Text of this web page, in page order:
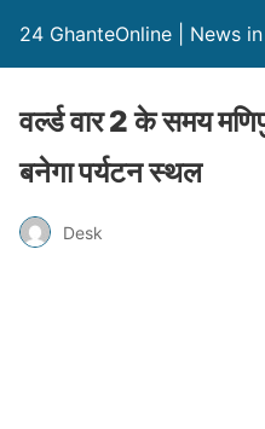
24 GhanteOnline | News in
वर्ल्ड वार 2 के समय
बनेगा पर्यटन स्थल
Desk